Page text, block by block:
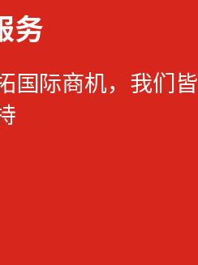
务
国际商机，我们皆